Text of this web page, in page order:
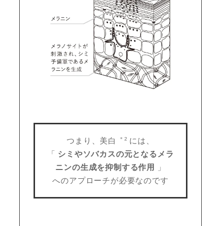
つまり、美白 ＊2 には、
「
シミやソバカスの元となるメラ
ニンの生成を抑制する作用
」
へのアプローチが必要なのです